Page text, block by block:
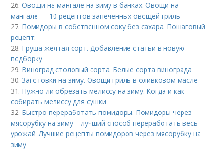
26.Овощи на мангале на зиму в банках. Овощи на
мангале — 10 рецептов запеченных овощей гриль
27. Помидоры в собственном соку без сахара. Пошаговый
рецепт:
28. Груша желтая сорт. Добавление статьи в новую
подборку
29. Виноград столовый сорта. Белые сорта винограда
30.Заготовки на зиму. Овощи гриль в оливковом масле
31. Нужно ли обрезать мелиссу на зиму. Когда и как
собирать мелиссу для сушки
32. Быстро переработать помидоры. Помидоры через
мясорубку на зиму – лучший способ переработать весь
урожай. Лучшие рецепты помидоров через мясорубку на
зиму